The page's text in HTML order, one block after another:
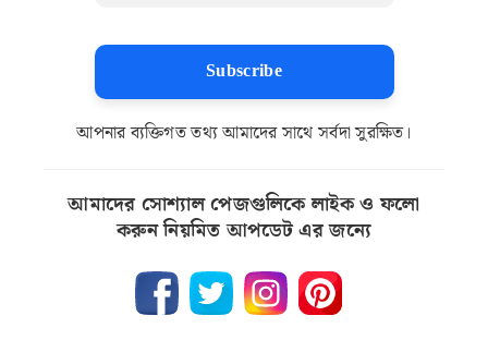
Subscribe
আপনার ব্যক্তিগত তথ্য আমাদের সাথে সর্বদা সুরক্ষিত।
আমাদের সোশ্যাল পেজগুলিকে লাইক ও ফলো
করুন নিয়মিত আপডেট এর জন্যে